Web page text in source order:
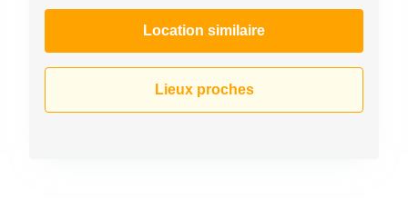
Location similaire
Lieux proches